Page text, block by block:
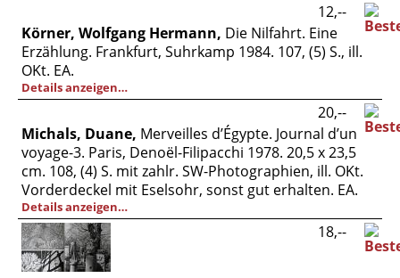
Körner, Wolfgang Hermann, Die Nilfahrt. Eine
Erzählung. Frankfurt, Suhrkamp 1984. 107, (5) S., ill.
OKt. EA.
Details anzeigen…
12,--
Michals, Duane, Merveilles d’Égypte. Journal d’un
voyage-3. Paris, Denoël-Filipacchi 1978. 20,5 x 23,5
cm. 108, (4) S. mit zahlr. SW-Photographien, ill. OKt.
Vorderdeckel mit Eselsohr, sonst gut erhalten. EA.
Details anzeigen…
20,--
18,--